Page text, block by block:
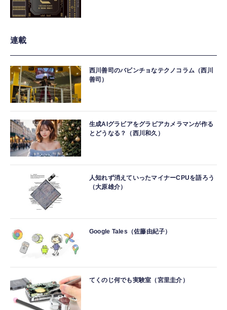
連載
西川善司のバビンチョなテクノコラム（西川
善司）
生成AIグラビアをグラビアカメラマンが作る
とどうなる？（西川和久）
人知れず消えていったマイナーCPUを語ろう
（大原雄介）
Google Tales（佐藤由紀子）
てくのじ何でも実験室（宮里圭介）